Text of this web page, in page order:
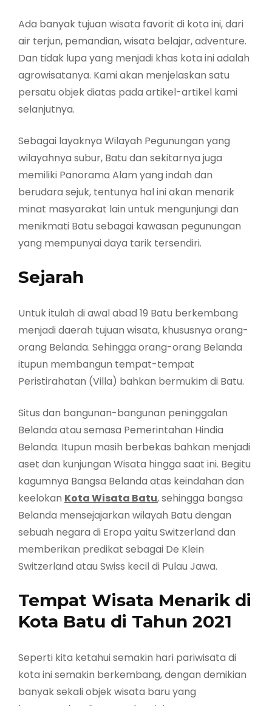
Ada banyak tujuan wisata favorit di kota ini, dari
air terjun, pemandian, wisata belajar, adventure.
Dan tidak lupa yang menjadi khas kota ini adalah
agrowisatanya. Kami akan menjelaskan satu
persatu objek diatas pada artikel-artikel kami
selanjutnya.
Sebagai layaknya Wilayah Pegunungan yang
wilayahnya subur, Batu dan sekitarnya juga
memiliki Panorama Alam yang indah dan
berudara sejuk, tentunya hal ini akan menarik
minat masyarakat lain untuk mengunjungi dan
menikmati Batu sebagai kawasan pegunungan
yang mempunyai daya tarik tersendiri.
Sejarah
Untuk itulah di awal abad 19 Batu berkembang
menjadi daerah tujuan wisata, khususnya orang-
orang Belanda. Sehingga orang-orang Belanda
itupun membangun tempat-tempat
Peristirahatan (Villa) bahkan bermukim di Batu.
Situs dan bangunan-bangunan peninggalan
Belanda atau semasa Pemerintahan Hindia
Belanda. Itupun masih berbekas bahkan menjadi
aset dan kunjungan Wisata hingga saat ini. Begitu
kagumnya Bangsa Belanda atas keindahan dan
keelokan Kota Wisata Batu, sehingga bangsa
Belanda mensejajarkan wilayah Batu dengan
sebuah negara di Eropa yaitu Switzerland dan
memberikan predikat sebagai De Klein
Switzerland atau Swiss kecil di Pulau Jawa.
Tempat Wisata Menarik di
Kota Batu di Tahun 2021
Seperti kita ketahui semakin hari pariwisata di
kota ini semakin berkembang, dengan demikian
banyak sekali objek wisata baru yang